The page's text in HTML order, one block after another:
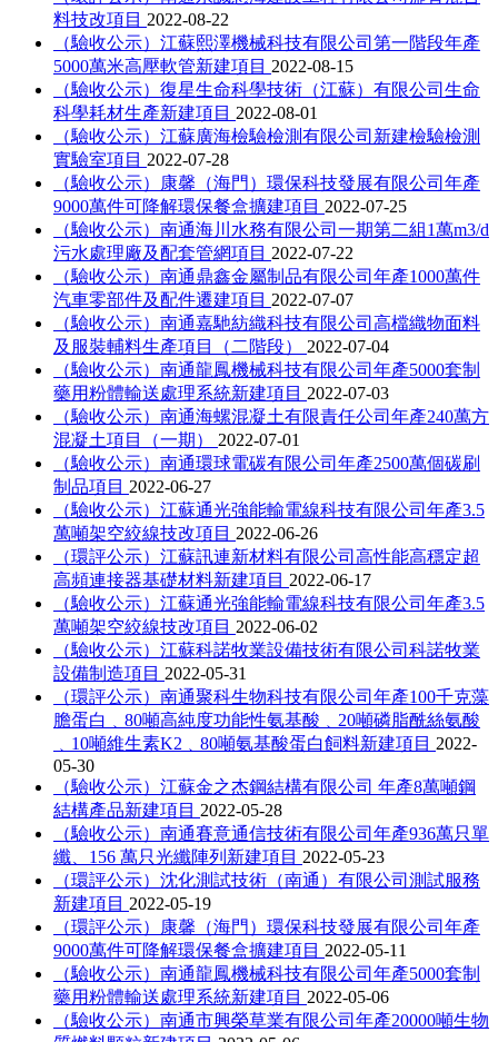
料技改項目 2022-08-22
（驗收公示）江蘇熙澤機械科技有限公司第一階段年產
5000萬米高壓軟管新建項目 2022-08-15
（驗收公示）復星生命科學技術（江蘇）有限公司生命
科學耗材生產新建項目 2022-08-01
（驗收公示）江蘇廣海檢驗檢測有限公司新建檢驗檢測
實驗室項目 2022-07-28
（驗收公示）康馨（海門）環保科技發展有限公司年產
9000萬件可降解環保餐盒擴建項目 2022-07-25
（驗收公示）南通海川水務有限公司一期第二組1萬m3/d
污水處理廠及配套管網項目 2022-07-22
（驗收公示）南通鼎鑫金屬制品有限公司年產1000萬件
汽車零部件及配件遷建項目 2022-07-07
（驗收公示）南通嘉馳紡織科技有限公司高檔織物面料
及服裝輔料生產項目（二階段） 2022-07-04
（驗收公示）南通龍鳳機械科技有限公司年產5000套制
藥用粉體輸送處理系統新建項目 2022-07-03
（驗收公示）南通海螺混凝土有限責任公司年產240萬方
混凝土項目（一期） 2022-07-01
（驗收公示）南通環球電碳有限公司年產2500萬個碳刷
制品項目 2022-06-27
（驗收公示）江蘇通光強能輸電線科技有限公司年產3.5
萬噸架空絞線技改項目 2022-06-26
（環評公示）江蘇訊連新材料有限公司高性能高穩定超
高頻連接器基礎材料新建項目 2022-06-17
（驗收公示）江蘇通光強能輸電線科技有限公司年產3.5
萬噸架空絞線技改項目 2022-06-02
（驗收公示）江蘇科諾牧業設備技術有限公司科諾牧業
設備制造項目 2022-05-31
（環評公示）南通聚科生物科技有限公司年產100千克藻
膽蛋白﹑80噸高純度功能性氨基酸﹑20噸磷脂酰絲氨酸
﹑10噸維生素K2﹑80噸氨基酸蛋白飼料新建項目 2022-
05-30
（驗收公示）江蘇金之杰鋼結構有限公司 年產8萬噸鋼
結構產品新建項目 2022-05-28
（驗收公示）南通賽意通信技術有限公司年產936萬只單
纖、156 萬只光纖陣列新建項目 2022-05-23
（環評公示）沈化測試技術（南通）有限公司測試服務
新建項目 2022-05-19
（環評公示）康馨（海門）環保科技發展有限公司年產
9000萬件可降解環保餐盒擴建項目 2022-05-11
（驗收公示）南通龍鳳機械科技有限公司年產5000套制
藥用粉體輸送處理系統新建項目 2022-05-06
（驗收公示）南通市興榮草業有限公司年產20000噸生物